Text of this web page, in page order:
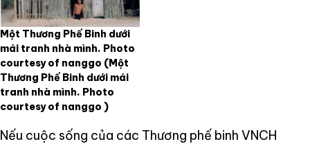
Một Thương Phế Binh dưới
mái tranh nhà mình. Photo
courtesy of nanggo (Một
Thương Phế Binh dưới mái
tranh nhà mình. Photo
courtesy of nanggo )
Nếu cuộc sống của các Thương phế binh VNCH